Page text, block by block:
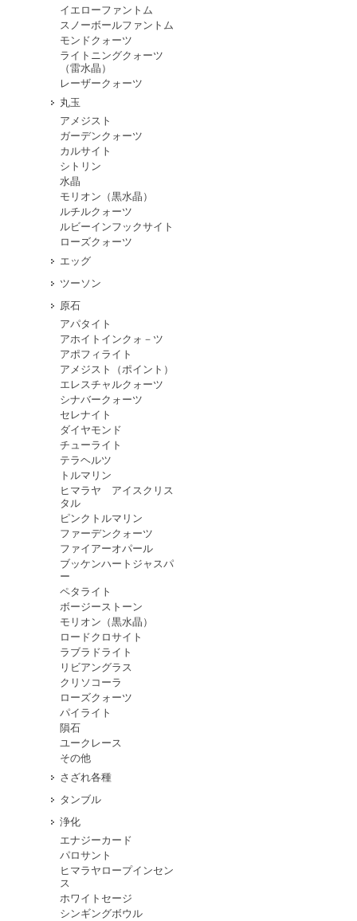
イエローファントム
スノーボールファントム
モンドクォーツ
ライトニングクォーツ
（雷水晶）
レーザークォーツ
丸玉
アメジスト
ガーデンクォーツ
カルサイト
シトリン
水晶
モリオン（黒水晶）
ルチルクォーツ
ルビーインフックサイト
ローズクォーツ
エッグ
ツーソン
原石
アパタイト
アホイトインクォ－ツ
アポフィライト
アメジスト（ポイント）
エレスチャルクォーツ
シナバークォーツ
セレナイト
ダイヤモンド
チューライト
テラヘルツ
トルマリン
ヒマラヤ アイスクリス
タル
ピンクトルマリン
ファーデンクォーツ
ファイアーオパール
ブッケンハートジャスパ
ー
ペタライト
ボージーストーン
モリオン（黒水晶）
ロードクロサイト
ラブラドライト
リビアングラス
クリソコーラ
ローズクォーツ
パイライト
隕石
ユークレース
その他
さざれ各種
タンブル
浄化
エナジーカード
パロサント
ヒマラヤロープインセン
ス
ホワイトセージ
シンギングボウル